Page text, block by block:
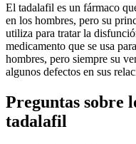
El tadalafil es un fármaco
en los hombres, pero su
utiliza para tratar la
medicamento que se usa
hombres, pero siempre su
algunos defectos en sus
Preguntas sobre
tadalafil